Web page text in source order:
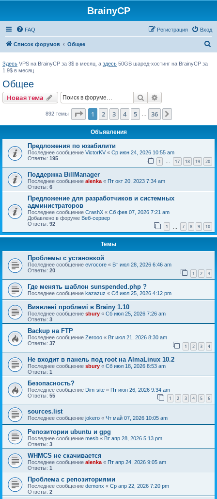
BrainyCP
FAQ Вход
Регистрация
Список форумов Общее
Здесь VPS на BrainyCP за 3$ в месяц, а здесь 50GB шаред-хостинг на BrainyCP за
1.9$ в месяц
Общее
Новая тема Поиск
892 темы Страница из 36
1 2 3 4 5 36
Объявления
Предложения по юзабилити
Последнее сообщение VictorKV « Ср июн 24, 2026 10:55 am
Ответы: 195 1 … 17 18 19 20
Поддержка BillManager
Последнее сообщение alenka « Пт окт 20, 2023 7:34 am
Ответы: 6
Предложение для разработчиков и системных
администраторов
Последнее сообщение CrashX « Сб фев 07, 2026 7:21 am
Добавлено в форуме Веб-сервер
Ответы: 92 1 7 8 9 10
Темы
Проблемы с установкой
Последнее сообщение evrocore « Вт июл 28, 2026 6:46 am
Ответы: 20 1 2 3
Где менять шаблон sunspended.php ?
Последнее сообщение kazazuz « Сб июл 25, 2026 4:12 pm
Виявлені проблемі в Brainy 1.10
Последнее сообщение sbury « Сб июл 25, 2026 7:26 am
Ответы: 3
Backup на FTP
Последнее сообщение Zerooo « Вт июл 21, 2026 8:30 am
Ответы: 37 1 2 3 4
Не входит в панель под root на AlmaLinux 10.2
Последнее сообщение sbury « Сб июл 18, 2026 8:53 am
Ответы: 1
Безопасность?
Последнее сообщение Dim-site « Пт июн 26, 2026 9:34 am
Ответы: 55 1 2 3 4 5 6
sources.list
Последнее сообщение jokero « Чт май 07, 2026 10:05 am
Репозитории ubuntu и gpg
Последнее сообщение mesb « Вт апр 28, 2026 5:13 pm
Ответы: 3
WHMCS не скачивается
Последнее сообщение alenka « Пт апр 24, 2026 9:05 am
Ответы: 1
Проблема с репозиториями
Последнее сообщение demonx « Ср апр 22, 2026 7:20 pm
Ответы: 2